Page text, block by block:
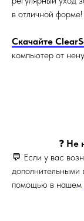
в отличной форме!
Скачайте
компьютер от
❓ Не
💬 Если у вас
дополнительными
помощью в нашем